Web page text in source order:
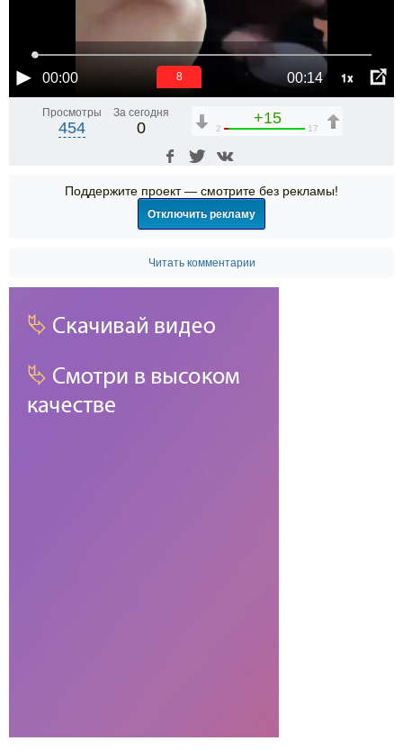
00:00 00:14 1x
7
Просмотры
454
За сегодня
0
+15
2 17
Поддержите проект — смотрите без рекламы!
Отключить рекламу
Читать комментарии